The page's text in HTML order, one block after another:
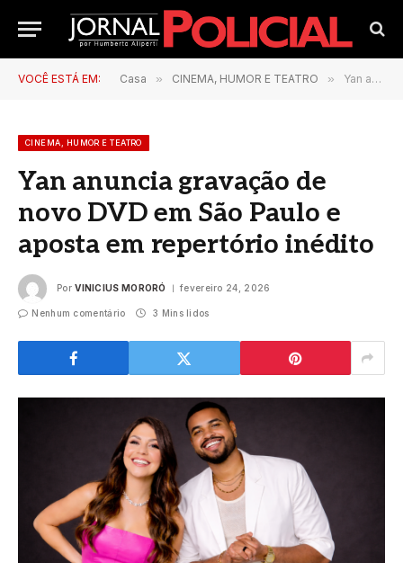
VOCÊ ESTÁ EM: Casa » CINEMA, HUMOR E TEATRO » Yan anuncia gravação de novo DVD em São Paulo e aposta em repertório inédito
CINEMA, HUMOR E TEATRO
Yan anuncia gravação de
novo DVD em São Paulo e
aposta em repertório inédito
Por VINICIUS MORORÓ fevereiro 24, 2026
Nenhum comentário 3 Mins lidos